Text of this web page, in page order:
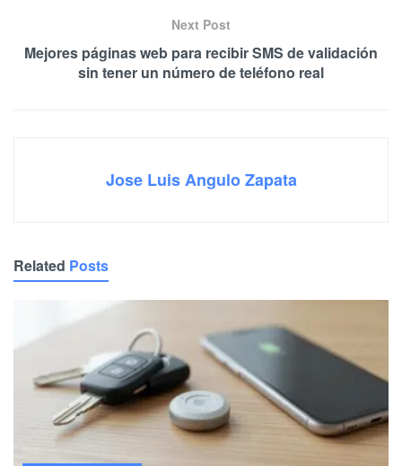
Next Post
Mejores páginas web para recibir SMS de validación
sin tener un número de teléfono real
Jose Luis Angulo Zapata
Related Posts